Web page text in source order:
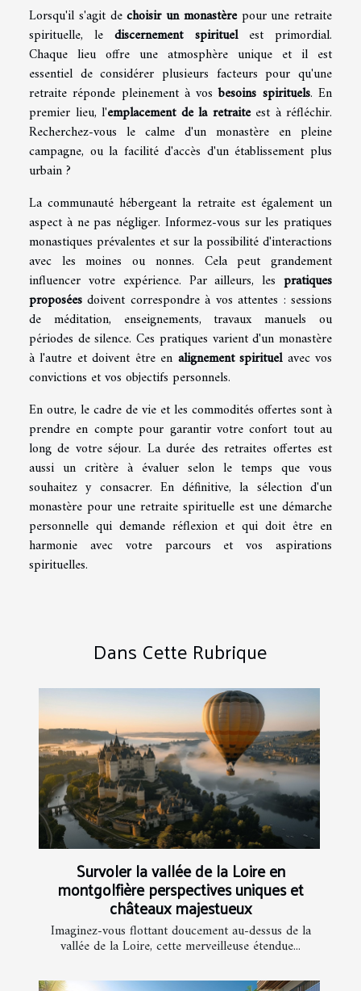
Lorsqu'il s'agit dechoisir un monastèrepour une retraite
spirituelle, lediscernement spirituelest primordial.
Chaque lieu offre une atmosphère unique et il est
essentiel de considérer plusieurs facteurs pour qu'une
retraite réponde pleinement à vosbesoins spirituels. En
premier lieu, l'emplacement de la retraiteest à réfléchir.
Recherchez-vous le calme d'un monastère en pleine
campagne, ou la facilité d'accès d'un établissement plus
urbain ?
La communauté hébergeant la retraite est également un
aspect à ne pas négliger. Informez-vous sur les pratiques
monastiques prévalentes et sur la possibilité d'interactions
avec les moines ou nonnes. Cela peut grandement
influencer votre expérience. Par ailleurs, les pratiques
proposées doivent correspondre à vos attentes : sessions
de méditation, enseignements, travaux manuels ou
périodes de silence. Ces pratiques varient d'un monastère
à l'autre et doivent être en alignement spirituelavec vos
convictions et vos objectifs personnels.
En outre, le cadre de vie et les commodités offertes sont à
prendre en compte pour garantir votre confort tout au
long de votre séjour. La durée des retraites offertes est
aussi un critère à évaluer selon le temps que vous
souhaitez y consacrer. En définitive, la sélection d'un
monastère pour une retraite spirituelle est une démarche
personnelle qui demande réflexion et qui doit être en
harmonie avec votre parcours et vos aspirations
spirituelles.
Dans Cette Rubrique
Survoler la vallée de la Loire en
montgolfière perspectives uniques et
châteaux majestueux
Imaginez-vous flottant doucement au-dessus de la
vallée de la Loire, cette merveilleuse étendue...